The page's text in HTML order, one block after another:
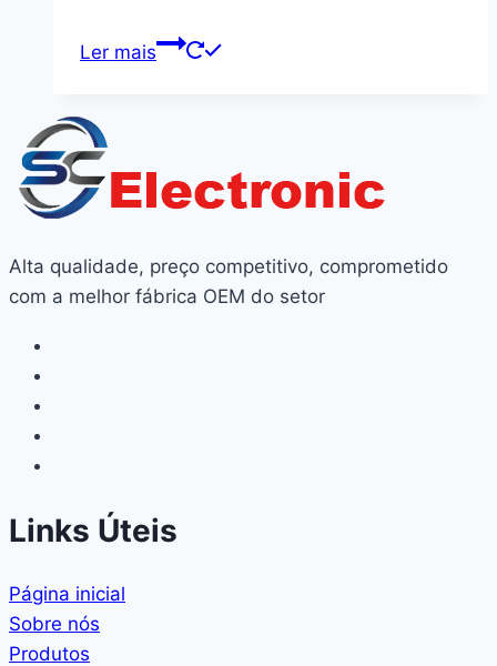
Ler mais
Alta qualidade, preço competitivo, comprometido
com a melhor fábrica OEM do setor
Links Úteis
Página inicial
Sobre nós
Produtos